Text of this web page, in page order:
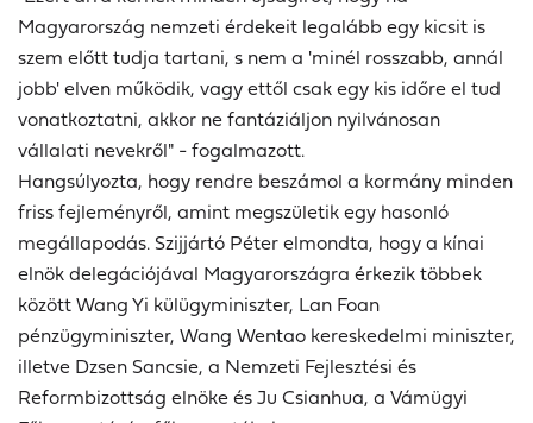
Magyarország nemzeti érdekeit legalább egy kicsit is
szem előtt tudja tartani, s nem a 'minél rosszabb, annál
jobb' elven működik, vagy ettől csak egy kis időre el tud
vonatkoztatni, akkor ne fantáziáljon nyilvánosan
vállalati nevekről" - fogalmazott.
Hangsúlyozta, hogy rendre beszámol a kormány minden
friss fejleményről, amint megszületik egy hasonló
megállapodás. Szijjártó Péter elmondta, hogy a kínai
elnök delegációjával Magyarországra érkezik többek
között Wang Yi külügyminiszter, Lan Foan
pénzügyminiszter, Wang Wentao kereskedelmi miniszter,
illetve Dzsen Sancsie, a Nemzeti Fejlesztési és
Reformbizottság elnöke és Ju Csianhua, a Vámügyi